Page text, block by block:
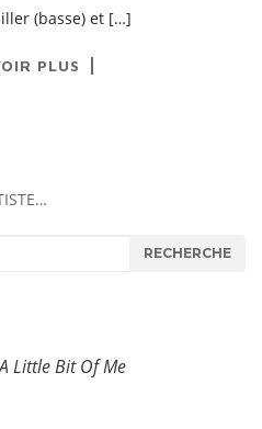
(basse) et […]
PLUS
RECHERCHE
Little Bit Of Me